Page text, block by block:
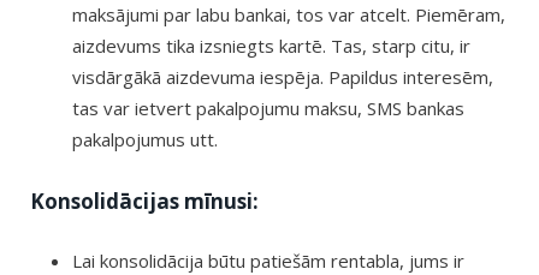
maksājumi par labu bankai, tos var atcelt. Piemēram,
aizdevums tika izsniegts kartē. Tas, starp citu, ir
visdārgākā aizdevuma iespēja. Papildus interesēm,
tas var ietvert pakalpojumu maksu, SMS bankas
pakalpojumus utt.
Konsolidācijas mīnusi:
Lai konsolidācija būtu patiešām rentabla, jums ir